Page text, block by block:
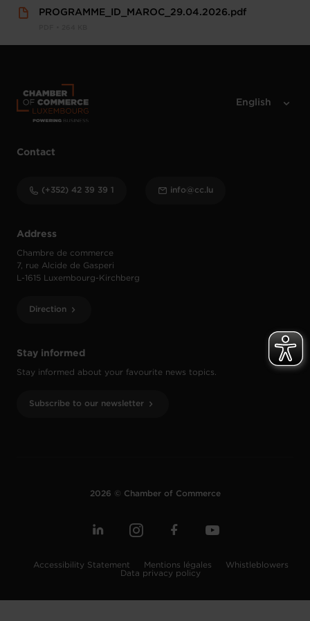
PROGRAMME_ID_MAROC_29.04.2026.pdf
Stay informed
Stay informed about your favourite news topics.
Subscribe to our newsletter
Address
Chambre de commerce
7, rue Alcide de Gasperi
L-1615 Luxembourg-Kirchberg
Direction
Contact
(+352) 42 39 39 1 info@cc.lu
2026 © Chamber of Commerce
Accessibility Statement Mentions légales
Whistleblowers
Data privacy policy